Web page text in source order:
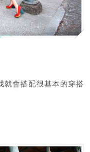
就會搭配很基本的穿搭